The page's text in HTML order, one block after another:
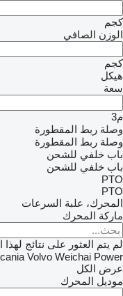
كجم
الوزن الصافي
كجم
هيكل
سعة
م3
وصلة ربط المقطورة
وصلة ربط المقطورة
باب خلفي للشحن
باب خلفي للشحن
PTO
PTO
المحرك، علبة السرعات
ماركة المحرك
لم يتم العثور على نتائج لهذا
Volvo Weichai Power
عرض الكل
موديل المحرك